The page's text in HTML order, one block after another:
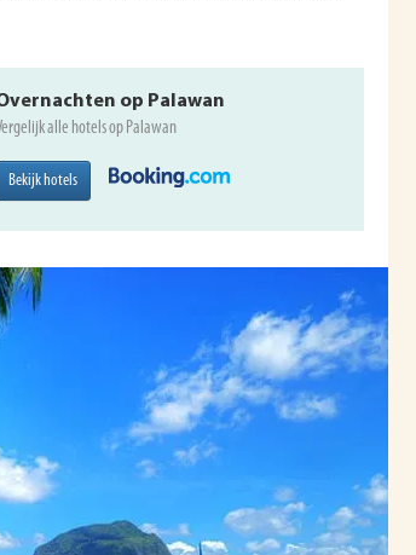
op Palawan
alle hotels op Palawan
Bekijk hotels